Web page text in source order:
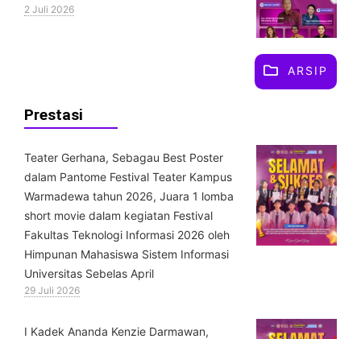
2 Juli 2026
ARSIP
Prestasi
Teater Gerhana, Sebagau Best Poster
dalam Pantome Festival Teater Kampus
Warmadewa tahun 2026, Juara 1 lomba
short movie dalam kegiatan Festival
Fakultas Teknologi Informasi 2026 oleh
Himpunan Mahasiswa Sistem Informasi
Universitas Sebelas April
29 Juli 2026
⁠I Kadek Ananda Kenzie Darmawan,